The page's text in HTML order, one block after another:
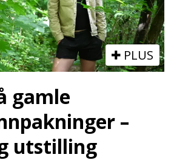
PLUS
gamle
–
utstilling